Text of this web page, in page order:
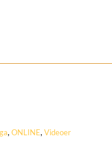
,ONLINE,Videoer